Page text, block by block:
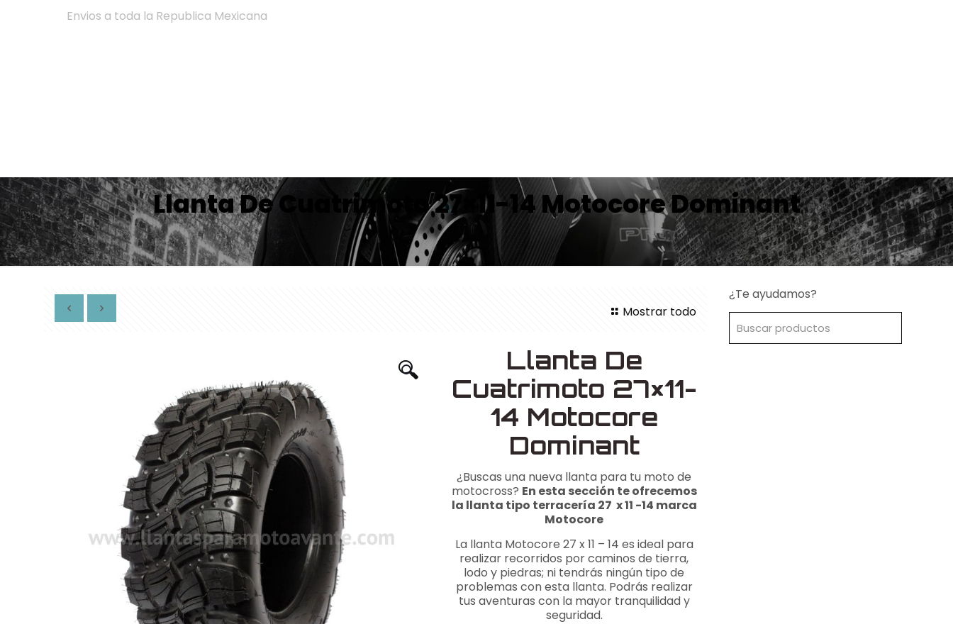
Envios a toda la Republica Mexicana
Llanta De Cuatrimoto 27×11-14 Motocore Dominant
Mostrar todo
🔍
Llanta De
Cuatrimoto 27×11-
14 Motocore
Dominant
¿Buscas una nueva llanta para tu moto de
motocross? En esta sección te ofrecemos
la llanta tipo terracería 27 x 11 -14 marca
Motocore
La llanta Motocore 27 x 11 – 14 es ideal para
realizar recorridos por caminos de tierra,
lodo y piedras; ni tendrás ningún tipo de
problemas con esta llanta. Podrás realizar
tus aventuras con la mayor tranquilidad y
seguridad.
¿Te ayudamos?